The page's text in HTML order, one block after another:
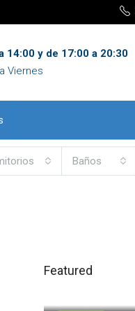
14:00 y de 17:00 a 20:30
Viernes
Baños
Featured